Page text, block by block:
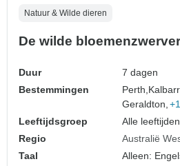
Natuur & Wilde dieren
De wilde bloemenzwerver
Duur
7 dagen
Bestemmingen
Perth,
Geraldton,
Leeftijdsgroep
Alle
Regio
Australië
Taal
Alleen: